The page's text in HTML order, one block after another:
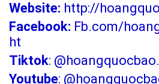
Website: http://
Facebook: Fb.com/
ht
Tiktok:
Youtube: